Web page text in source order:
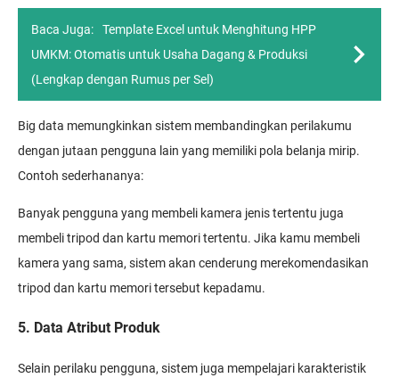
Baca Juga:
Template Excel untuk Menghitung HPP
UMKM: Otomatis untuk Usaha Dagang & Produksi
(Lengkap dengan Rumus per Sel)
Big data memungkinkan sistem membandingkan perilakumu
dengan jutaan pengguna lain yang memiliki pola belanja mirip.
Contoh sederhananya:
Banyak pengguna yang membeli kamera jenis tertentu juga
membeli tripod dan kartu memori tertentu. Jika kamu membeli
kamera yang sama, sistem akan cenderung merekomendasikan
tripod dan kartu memori tersebut kepadamu.
5. Data Atribut Produk
Selain perilaku pengguna, sistem juga mempelajari karakteristik